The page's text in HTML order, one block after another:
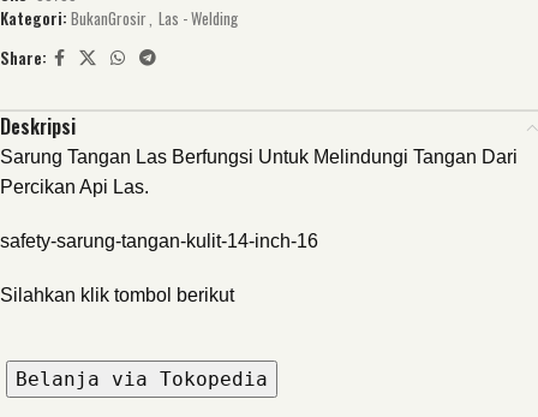
Kategori: BukanGrosir, Las - Welding
Share:
Deskripsi
Sarung Tangan Las Berfungsi Untuk Melindungi Tangan Dari
Percikan Api Las.
safety-sarung-tangan-kulit-14-inch-16
Silahkan klik tombol berikut
Belanja via Tokopedia